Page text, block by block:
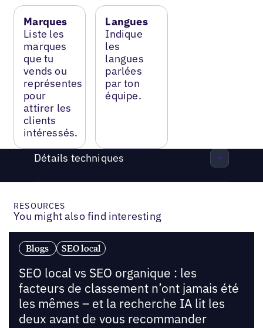
Marques
Liste les
marques
que tu
vends ou
représentes
pour
attirer les
clients
intéressés.
Langues
Indique
les
langues
parlées
par ton
équipe.
Détails techniques
RESOURCES
You might also find interesting
Blogs SEO local
SEO local vs SEO organique : les
facteurs de classement n’ont jamais été
les mêmes – et la recherche IA lit les
deux avant de vous recommander